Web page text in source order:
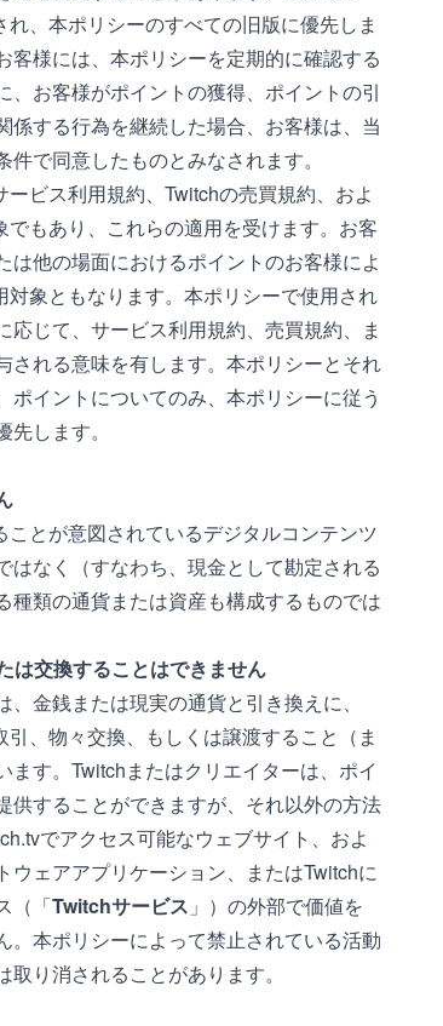
、本ポリシーのすべての旧版に優先しま
様には、本ポリシーを定期的に確認する
お客様がポイントの獲得、ポイントの引
する行為を継続した場合、お客様は、当
で同意したものとみなされます。
ービス利用規約、Twitchの売買規約、およ
でもあり、これらの適用を受けます。お客
他の場面におけるポイントのお客様によ
対象ともなります。本ポリシーで使用され
じて、サービス利用規約、売買規約、ま
される意味を有します。本ポリシーとそれ
イントについてのみ、本ポリシーに従う
します。
とが意図されているデジタルコンテンツ
なく（すなわち、現金として勘定される
種類の通貨または資産も構成するものでは
は交換することはできません
金銭または現実の通貨と引き換えに、
、物々交換、もしくは譲渡すること（ま
す。Twitchまたはクリエイターは、ポイ
供することができますが、それ以外の方法
でアクセス可能なウェブサイト、およ
ェアアプリケーション、またはTwitchに
（「Twitchサービス 」）の外部で価値を
本ポリシーによって禁止されている活動
り消されることがあります。